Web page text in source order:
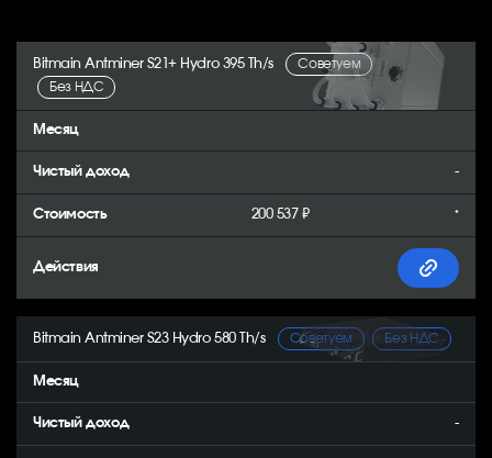
Bitmain Antminer S21+ Hydro 395 Th/s
Советуем
Без НДС
-
200 537 ₽ *
Bitmain Antminer S23 Hydro 580 Th/s Советуем Без НДС
-